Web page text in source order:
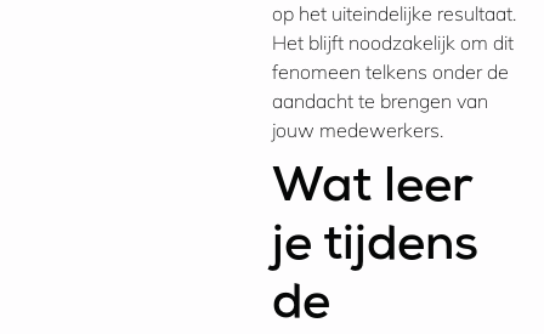
op het uiteindelijke resultaat.
Het blijft noodzakelijk om dit
fenomeen telkens onder de
aandacht te brengen van
jouw medewerkers.
Wat leer
je tijdens
de